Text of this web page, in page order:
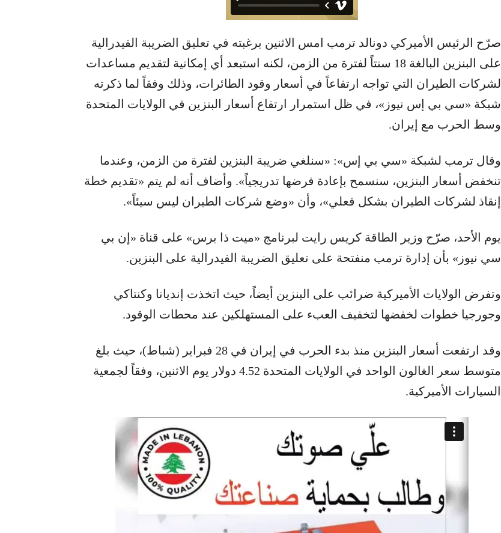
صرّح الرئيس الأميركي دونالد ترمب امس الاثنين برغبته في تعليق الضريبة الفيدرالية
على البنزين البالغة 18 سنتاً لفترة من الزمن، لكنه استبعد أي إمكانية لتقديم مساعدات
لشركات الطيران التي تواجه ارتفاعاً في أسعار وقود الطائرات، وذلك وفقاً لما ذكرته
شبكة «سي بي إس نيوز»، في ظل استمرار ارتفاع أسعار البنزين في الولايات المتحدة
وسط الحرب مع إيران.
وقال ترمب لشبكة «سي بي إس»: «سنلغي ضريبة البنزين لفترة من الزمن، وعندما
تنخفض أسعار البنزين، سنسمح بإعادة فرضها تدريجياً». وأضاف أنه لم يتم «تقديم خطة
إنقاذ لشركات الطيران بشكل فعلي»، وأن «وضع شركات الطيران ليس سيئاً».
يوم الأحد، صرّح وزير الطاقة كريس رايت لبرنامج «ميت ذا برس» على قناة «إن بي
سي نيوز» بأن إدارة ترمب منفتحة على تعليق الضريبة الفيدرالية على البنزين.
وتفرض الولايات الأميركية ضرائب على البنزين أيضاً، حيث اتخذت إنديانا وكنتاكي
وجورجيا خطوات لخفضها لتخفيف العبء على المستهلكين عند محطات الوقود.
وقد ارتفعت أسعار البنزين منذ بدء الحرب في إيران في 28 فبراير (شباط)، حيث بلغ
متوسط سعر الغالون الواحد في الولايات المتحدة 4.52 دولار يوم الاثنين، وفقاً لجمعية
السيارات الأميركية.